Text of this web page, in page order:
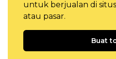
untuk berjualan di situs
atau pasar.
Buat